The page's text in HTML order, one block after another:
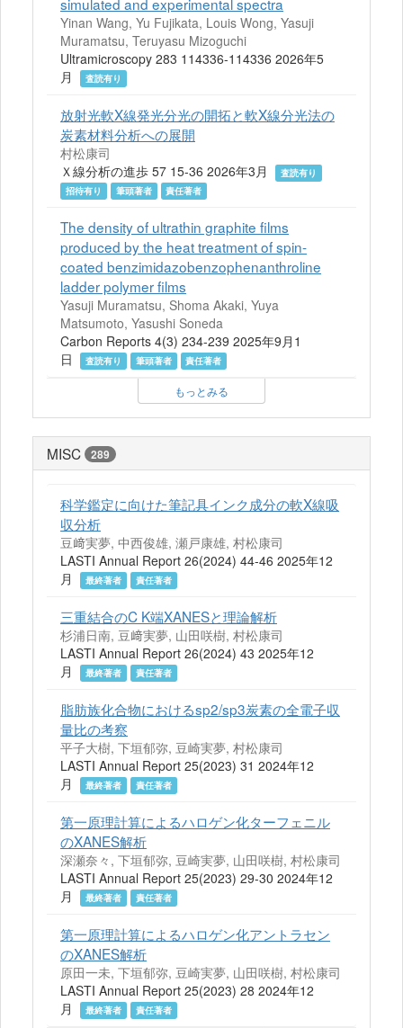
Yinan Wang, Yu Fujikata, Louis Wong, Yasuji
Muramatsu, Teruyasu Mizoguchi
Ultramicroscopy 283 114336-114336 2026年5
月
査読有り
放射光軟X線発光分光の開拓と軟X線分光法の
炭素材料分析への展開
村松康司
Ｘ線分析の進歩 57 15-36 2026年3月
査読有り
招待有り
筆頭著者 責任著者
The density of ultrathin graphite films
produced by the heat treatment of spin-
coated benzimidazobenzophenanthroline
ladder polymer films
Yasuji Muramatsu, Shoma Akaki, Yuya
Matsumoto, Yasushi Soneda
Carbon Reports 4(3) 234-239 2025年9月1
日
査読有り 筆頭著者 責任著者
もっとみる
MISC 289
科学鑑定に向けた筆記具インク成分の軟X線吸
収分析
豆﨑実夢, 中西俊雄, 瀬戸康雄, 村松康司
LASTI Annual Report 26(2024) 44-46 2025年12
月
最終著者 責任著者
三重結合のC K端XANESと理論解析
杉浦日南, 豆﨑実夢, 山田咲樹, 村松康司
LASTI Annual Report 26(2024) 43 2025年12
月
最終著者 責任著者
脂肪族化合物におけるsp2/sp3炭素の全電子収
量比の考察
平子大樹, 下垣郁弥, 豆崎実夢, 村松康司
LASTI Annual Report 25(2023) 31 2024年12
月
最終著者 責任著者
第一原理計算によるハロゲン化ターフェニル
のXANES解析
深瀬奈々, 下垣郁弥, 豆崎実夢, 山田咲樹, 村松康司
LASTI Annual Report 25(2023) 29-30 2024年12
月
最終著者 責任著者
第一原理計算によるハロゲン化アントラセン
のXANES解析
原田一未, 下垣郁弥, 豆崎実夢, 山田咲樹, 村松康司
LASTI Annual Report 25(2023) 28 2024年12
月
最終著者 責任著者